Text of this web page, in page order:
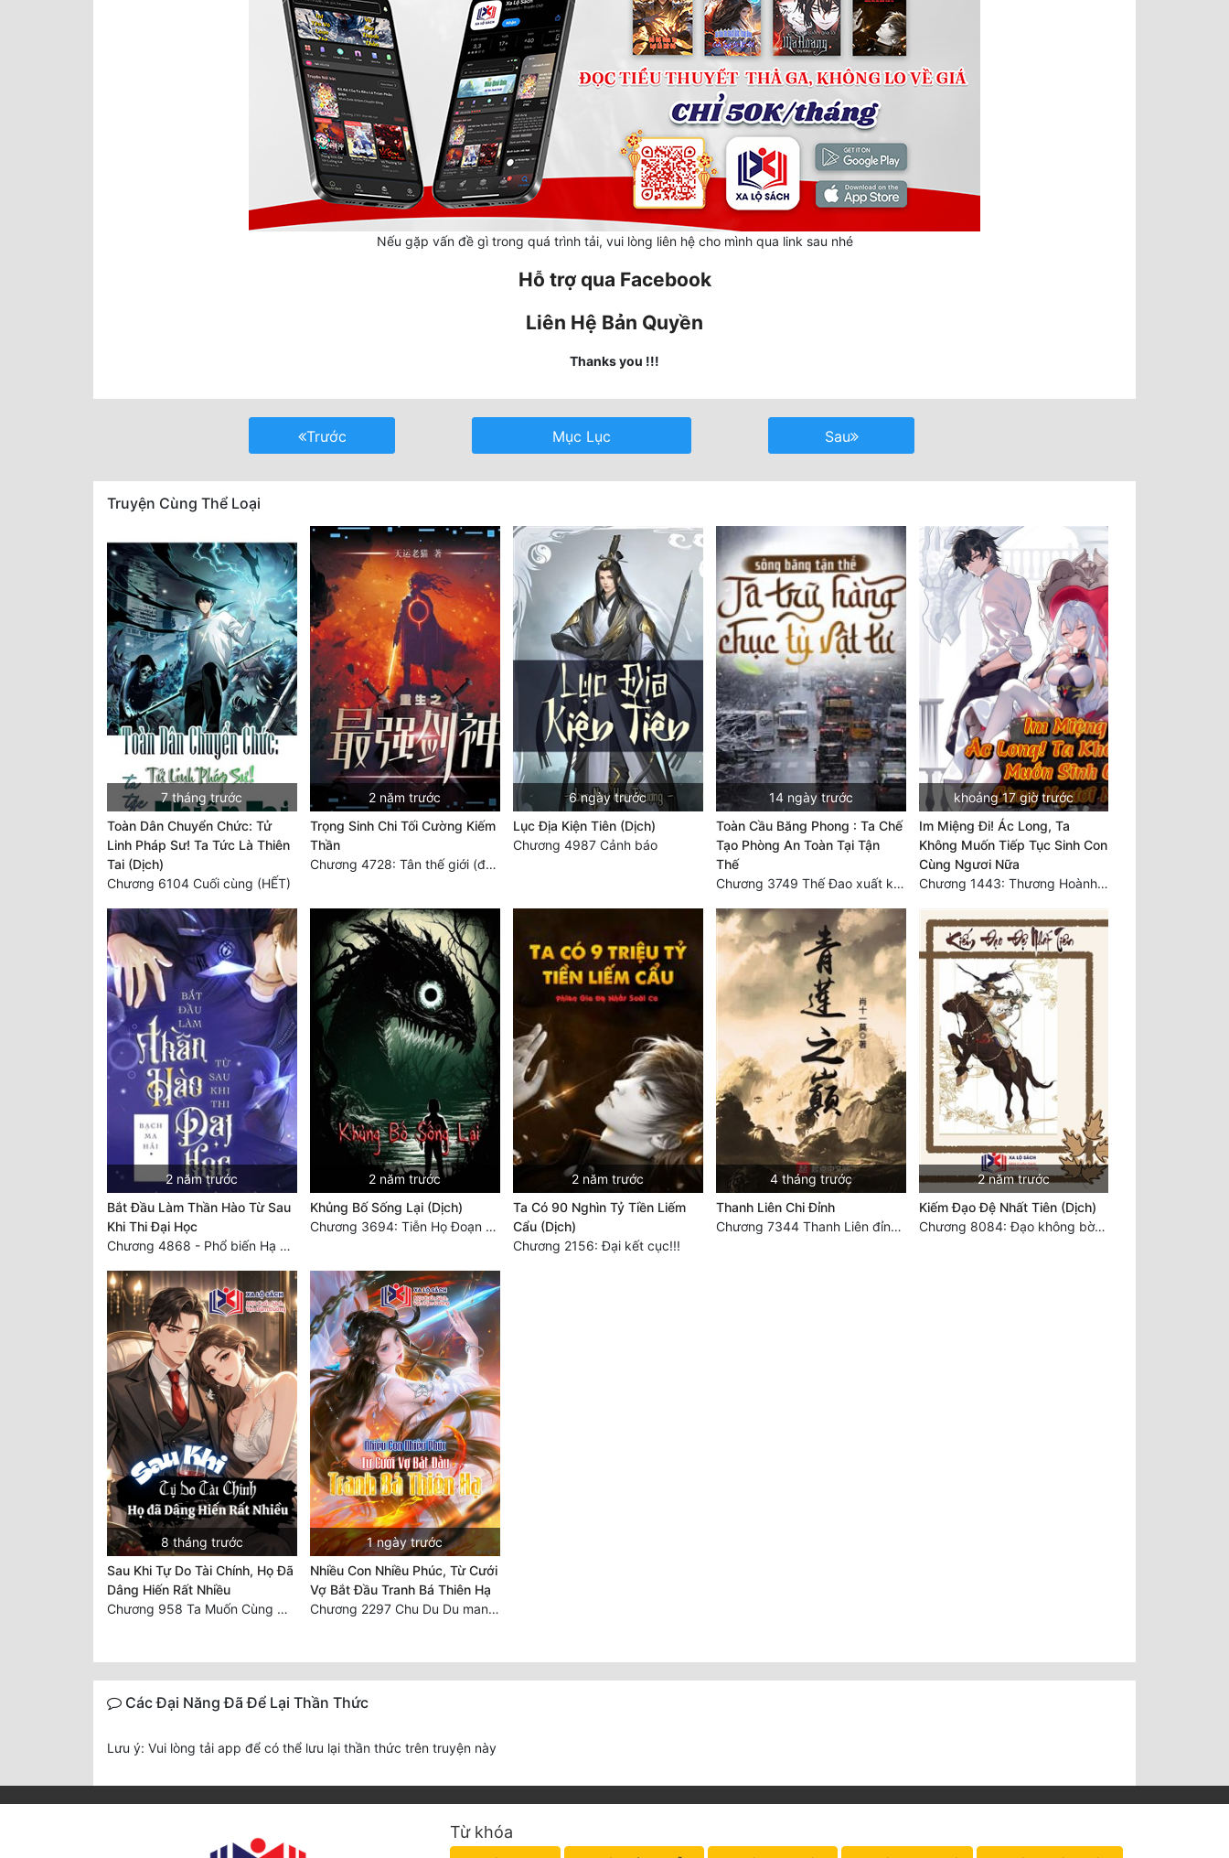
Nếu gặp vấn đề gì trong quá trình tải, vui lòng liên hệ cho mình qua link sau nhé
Hỗ trợ qua Facebook
Liên Hệ Bản Quyền
Thanks you !!!
Trước Mục Lục Sau
Truyện Cùng Thể Loại
7 tháng trước
Toàn Dân Chuyển Chức: Tử
Linh Pháp Sư! Ta Tức Là Thiên
Tai (Dịch)
Chương 6104 Cuối cùng (HẾT)
2 năm trước
Trọng Sinh Chi Tối Cường Kiếm
Thần
Chương 4728: Tân thế giới (đại kết cục) (10)
6 ngày trước
Lục Địa Kiện Tiên (Dịch)
Chương 4987 Cảnh báo
14 ngày trước
Toàn Cầu Băng Phong : Ta Chế
Tạo Phòng An Toàn Tại Tận
Thế
Chương 3749 Thế Đao xuất kích
khoảng 17 giờ trước
Im Miệng Đi! Ác Long, Ta
Không Muốn Tiếp Tục Sinh Con
Cùng Ngươi Nữa
Chương 1443: Thương Hoành Vạn Vật (Cuối cùng)
2 năm trước
Bắt Đầu Làm Thần Hào Từ Sau
Khi Thi Đại Học
Chương 4868 - Phổ biến Hạ Quốc tệ!
2 năm trước
Khủng Bố Sống Lại (Dịch)
Chương 3694: Tiễn Họ Đoạn Đường Cuối - Hoàn
2 năm trước
Ta Có 90 Nghìn Tỷ Tiền Liếm
Cẩu (Dịch)
Chương 2156: Đại kết cục!!!
4 tháng trước
Thanh Liên Chi Đỉnh
Chương 7344 Thanh Liên đỉnh (Đại kết cục) (2) HẾT.
2 năm trước
Kiếm Đạo Đệ Nhất Tiên (Dịch)
Chương 8084: Đạo không bờ bến (Đại kết cục) (10)
8 tháng trước
Sau Khi Tự Do Tài Chính, Họ Đã
Dâng Hiến Rất Nhiều
Chương 958 Ta Muốn Cùng Các Cô Vĩnh Viễn Ở Bên Nhau (2) Hết
1 ngày trước
Nhiều Con Nhiều Phúc, Từ Cưới
Vợ Bắt Đầu Tranh Bá Thiên Hạ
Chương 2297 Chu Du Du mang thai
Các Đại Năng Đã Để Lại Thần Thức
Lưu ý: Vui lòng tải app để có thể lưu lại thần thức trên truyện này
Từ khóa